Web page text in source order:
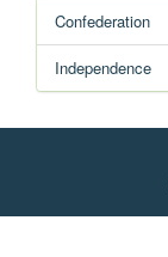
Confederation
Independence